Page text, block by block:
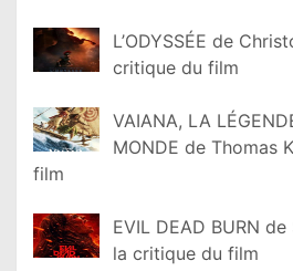
L’ODYSSÉE de
critique du film
VAIANA, LA
MONDE de Thomas
film
EVIL DEAD BURN
la critique du film